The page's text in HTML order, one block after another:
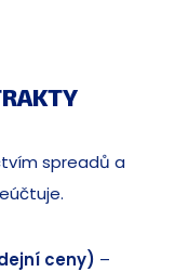
spreadů a
ceny) –